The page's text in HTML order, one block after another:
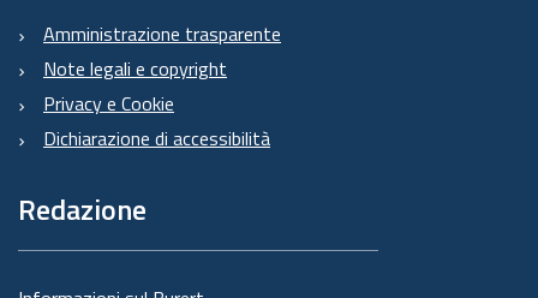
Amministrazione trasparente
Note legali e copyright
Privacy e Cookie
Dichiarazione di accessibilità
Redazione